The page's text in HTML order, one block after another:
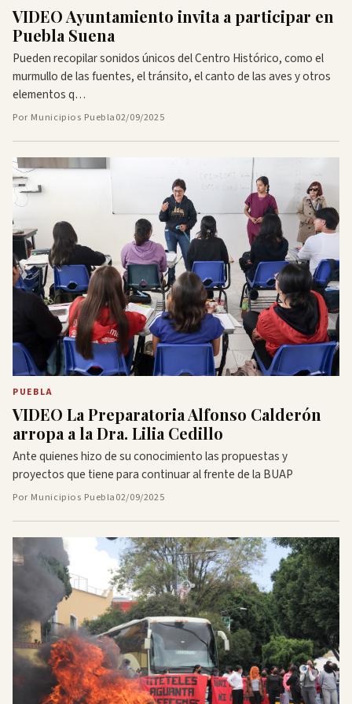
VIDEO Ayuntamiento invita a participar en
Puebla Suena
Pueden recopilar sonidos únicos del Centro Histórico, como el
murmullo de las fuentes, el tránsito, el canto de las aves y otros
elementos q…
Por Municipios Puebla02/09/2025
PUEBLA
VIDEO La Preparatoria Alfonso Calderón
arropa a la Dra. Lilia Cedillo
Ante quienes hizo de su conocimiento las propuestas y
proyectos que tiene para continuar al frente de la BUAP
Por Municipios Puebla02/09/2025